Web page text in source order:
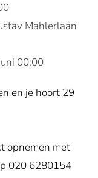
Mahlerlaan
00:00
en je hoort 29
opnemen met
020 6280154